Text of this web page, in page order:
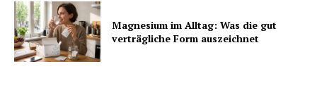
Magnesium im Alltag: Was die gut
verträgliche Form auszeichnet